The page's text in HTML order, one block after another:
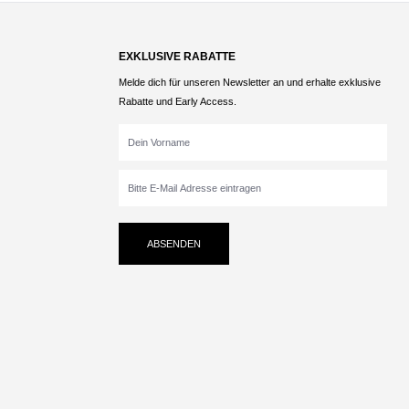
EXKLUSIVE RABATTE
Melde dich für unseren Newsletter an und erhalte exklusive
Rabatte und Early Access.
ABSENDEN